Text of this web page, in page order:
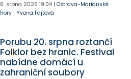
6. srpna 2026 19:04| Ostrava-Mariánské
hory| Yvona Fajtová
Porubu 20. srpna roztančí
Folklor bez hranic. Festival
nabídne domácí u
zahraniční soubory